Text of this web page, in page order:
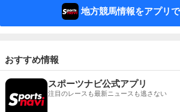
地方競馬情報をアプリ
おすすめ情報
スポーツナビ公式アプリ
注目のレースも最新ニュースも逃さない